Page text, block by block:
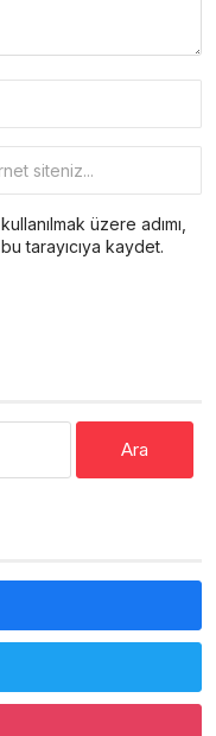
üzere adımı,
tarayıcıya kaydet.